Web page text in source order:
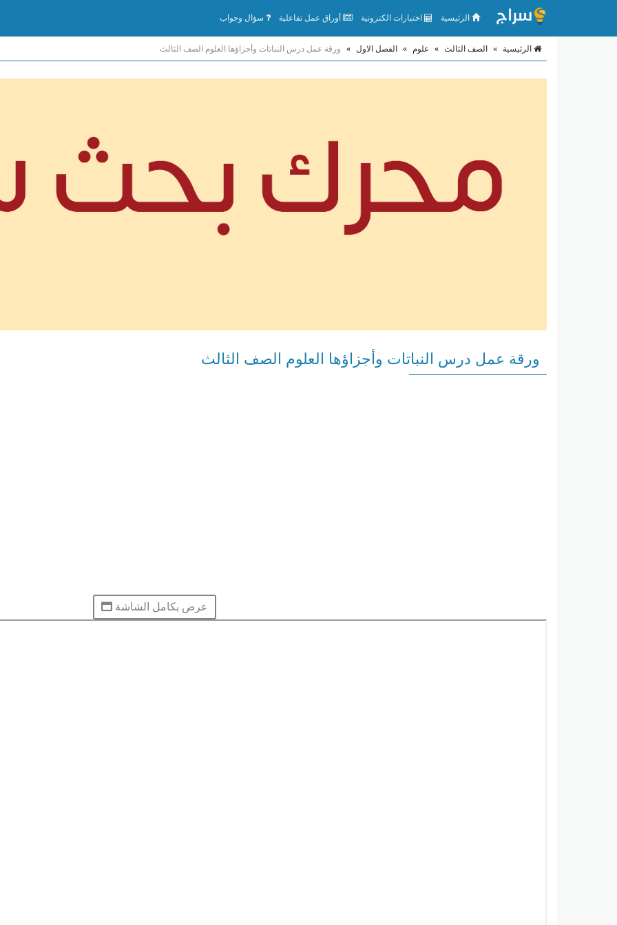
الرئيسية اختبارات الكترونية أوراق عمل تفاعلية سؤال وجواب
الرئيسية » الصف الثالث » علوم » الفصل الاول » ورقة عمل درس النباتات وأجزاؤها العلوم الصف الثالث
ورقة عمل درس النباتات وأجزاؤها العلوم الصف الثالث
عرض بكامل الشاشة